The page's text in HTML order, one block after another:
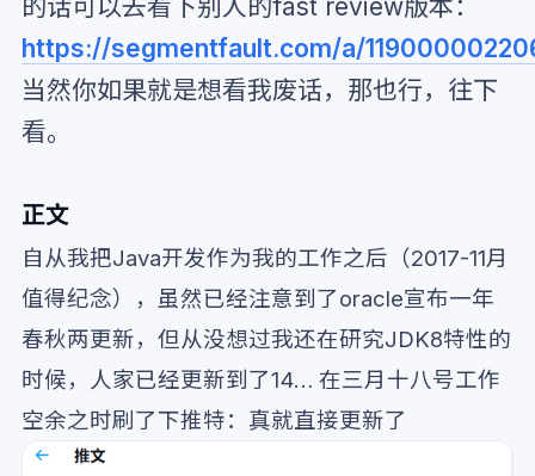
的话可以去看下别人的fast review版本：
https://segmentfault.com/a/
当然你如果就是想看我废话，那也行，往下
看。
正文
自从我把Java开发作为我的工作之后（2017-11月
值得纪念），虽然已经注意到了oracle宣布一年
春秋两更新，但从没想过我还在研究JDK8特性的
时候，人家已经更新到了14… 在三月十八号工作
空余之时刷了下推特：真就直接更新了